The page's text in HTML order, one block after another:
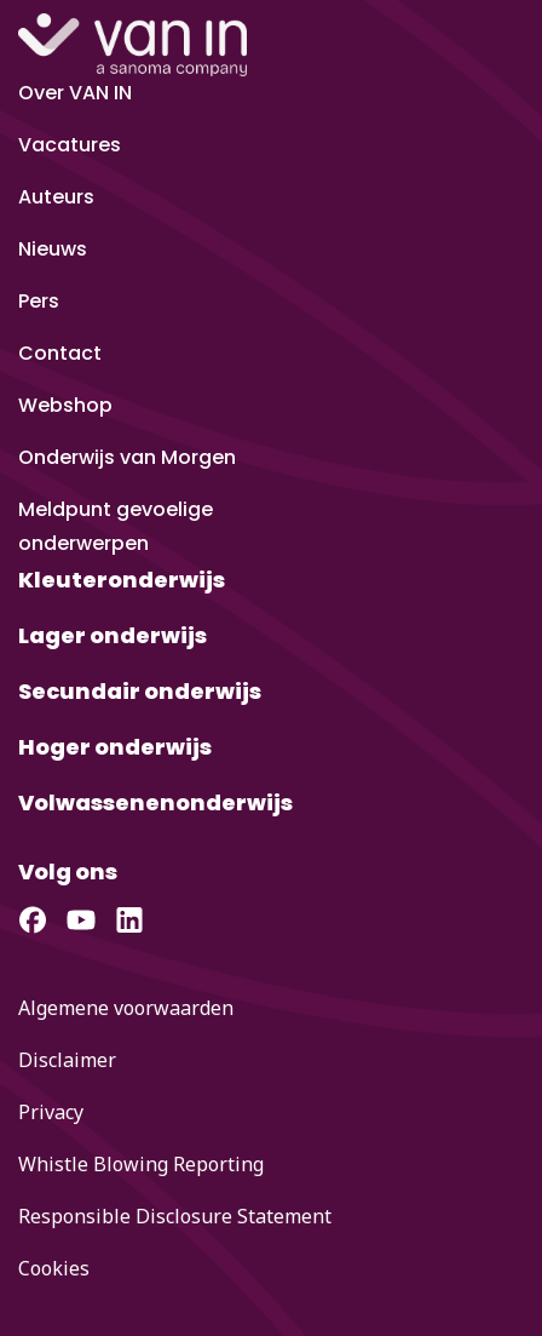
Over VAN IN
Vacatures
Auteurs
Nieuws
Pers
Contact
Webshop
Onderwijs van Morgen
Meldpunt gevoelige
onderwerpen
Kleuteronderwijs
Lager onderwijs
Secundair onderwijs
Hoger onderwijs
Volwassenenonderwijs
Volg ons
Algemene voorwaarden
Disclaimer
Privacy
Whistle Blowing Reporting
Responsible Disclosure Statement
Cookies